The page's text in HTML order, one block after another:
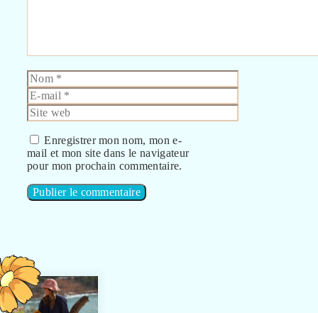
Nom
E-
mail
Site
web
Enregistrer mon nom, mon e-
mail et mon site dans le navigateur
pour mon prochain commentaire.